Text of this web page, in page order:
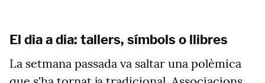
El dia a dia: tallers, símbols o llibres
La setmana passada va saltar una polèmica